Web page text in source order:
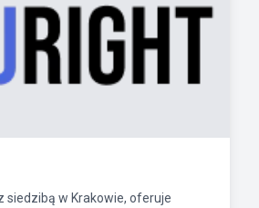
siedzibą w Krakowie, oferuje